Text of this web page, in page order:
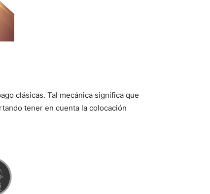
clásicas. Tal mecánica significa que
tener en cuenta la colocación